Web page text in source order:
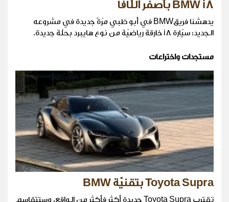
BMW i8 بأصفر اللّافا
يدهشنا فريقBMW في أبو ظبي مرّةً جديدة في مشروعه
الجديد: سيّارة i8 خارقة رياضيّة من نوع هايبرد بحلّة جديدة.
مستجدات واختراعات
Toyota Supra بتقنيّة BMW
تقترب Toyota Supra جديدة أكثر فأكثر من الواقع، وستتقاسم